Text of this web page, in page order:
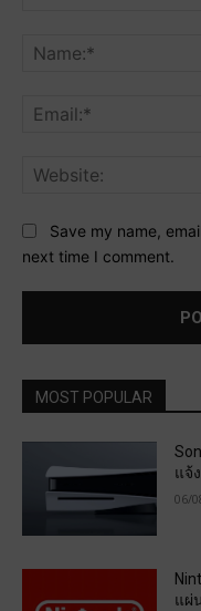
Save my name,
next time I comment.
MOST POPULAR
แจ้
06/
แผ่